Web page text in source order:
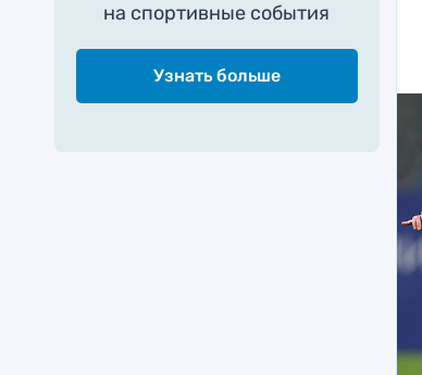
на спортивные события
Узнать больше